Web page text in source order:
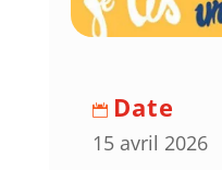
Date
15 avril 2026